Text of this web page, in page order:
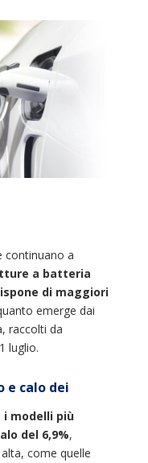
continuano a
a batteria
di maggiori
emerge dai
raccolti da
luglio.
e calo dei
i modelli più
del 6,9%,
come quelle